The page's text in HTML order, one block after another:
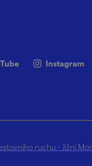
Instagram
ruchu - Jižní